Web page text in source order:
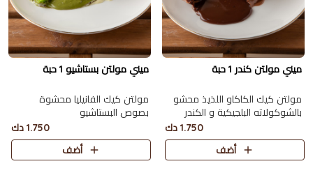
ميني مولتن كندر 1 حبة
مولتن كيك الكاكاو اللذيذ محشو
بالشوكولاته البلجيكية و الكندر
1.750 دك
أضف
ميني مولتن بستاشيو 1 حبة
مولتن كيك الفانيليا محشوة
بصوص البستاشيو
1.750 دك
أضف